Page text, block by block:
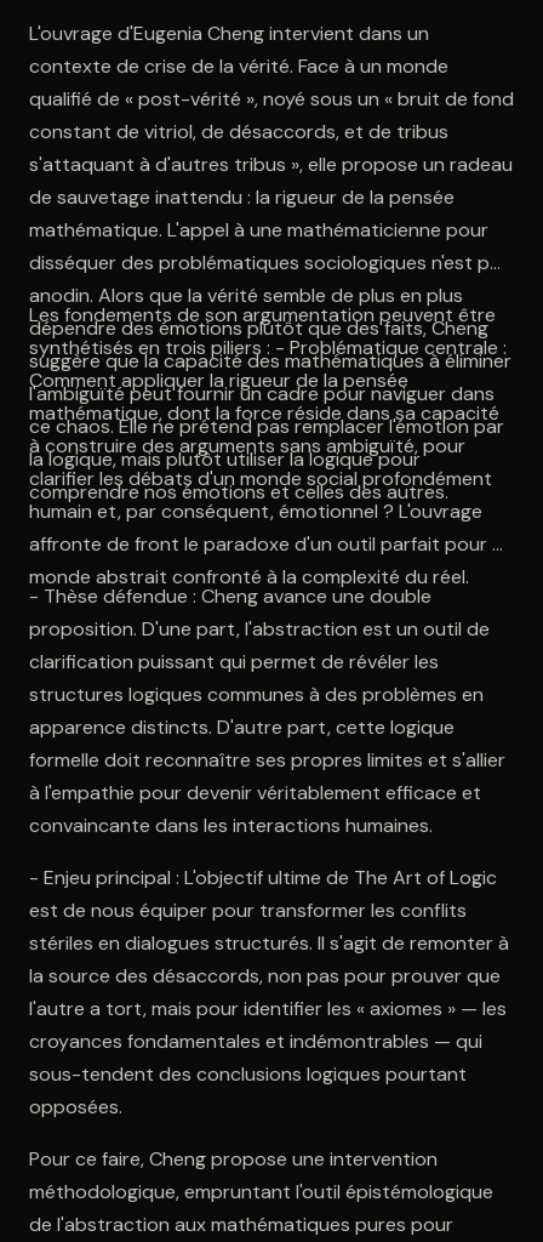
L'ouvrage d'Eugenia Cheng intervient dans un
contexte de crise de la vérité. Face à un monde
qualifié de « post-vérité », noyé sous un « bruit de fond
constant de vitriol, de désaccords, et de tribus
s'attaquant à d'autres tribus », elle propose un radeau
de sauvetage inattendu : la rigueur de la pensée
mathématique. L'appel à une mathématicienne pour
disséquer des problématiques sociologiques n'est pas
anodin. Alors que la vérité semble de plus en plus
dépendre des émotions plutôt que des faits, Cheng
suggère que la capacité des mathématiques à éliminer
l'ambiguïté peut fournir un cadre pour naviguer dans
ce chaos. Elle ne prétend pas remplacer l'émotion par
la logique, mais plutôt utiliser la logique pour
comprendre nos émotions et celles des autres.
Les fondements de son argumentation peuvent être
synthétisés en trois piliers : - Problématique centrale :
Comment appliquer la rigueur de la pensée
mathématique, dont la force réside dans sa capacité
à construire des arguments sans ambiguïté, pour
clarifier les débats d'un monde social profondément
humain et, par conséquent, émotionnel ? L'ouvrage
affronte de front le paradoxe d'un outil parfait pour le
monde abstrait confronté à la complexité du réel.
- Thèse défendue : Cheng avance une double
proposition. D'une part, l'abstraction est un outil de
clarification puissant qui permet de révéler les
structures logiques communes à des problèmes en
apparence distincts. D'autre part, cette logique
formelle doit reconnaître ses propres limites et s'allier
à l'empathie pour devenir véritablement efficace et
convaincante dans les interactions humaines.
- Enjeu principal : L'objectif ultime de The Art of Logic
est de nous équiper pour transformer les conflits
stériles en dialogues structurés. Il s'agit de remonter à
la source des désaccords, non pas pour prouver que
l'autre a tort, mais pour identifier les « axiomes » — les
croyances fondamentales et indémontrables — qui
sous-tendent des conclusions logiques pourtant
opposées.
Pour ce faire, Cheng propose une intervention
méthodologique, empruntant l'outil épistémologique
de l'abstraction aux mathématiques pures pour